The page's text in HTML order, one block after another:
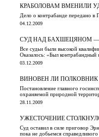
КРАБОЛОВАМ ВМЕНИЛИ
Дело о контрабанде передано в
04.12.2009
СУД НАД БАХШЕЦЯНОМ —
Все судьи были высокой
Оказалось: «Был контрабандный
03.12.2009
ВИНОВЕН ЛИ ПОЛКОВНИК
Постановление главного
охраняемой природной
28.11.2009
УЖЕСТОЧЕНИЕ
Суд оставил в силе приговор
пока не добьемся